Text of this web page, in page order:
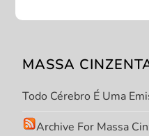
ç
o
d
MASSA
Todo Cérebro É Uma
Archive For Massa